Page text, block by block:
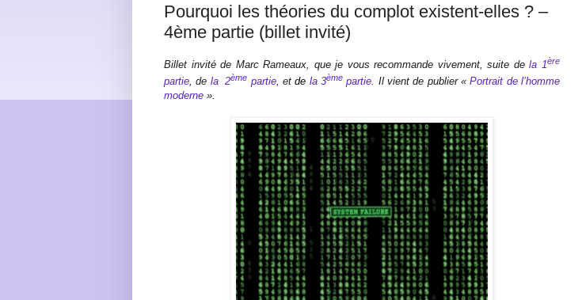
Pourquoi les théories du complot existent-elles ? –
4ème partie (billet invité)
Billet invité de Marc Rameaux, que je vous recommande vivement, suite dela1ère
partie, de la 2ème partie, etde la 3ème partie. Il vient de publier «Portrait de l’homme
moderne ».